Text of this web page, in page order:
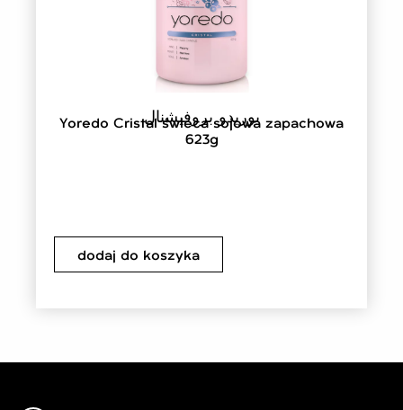
يوريدو بروفيشنال
Yoredo Cristal świeca sojowa zapachowa
623g
dodaj do koszyka